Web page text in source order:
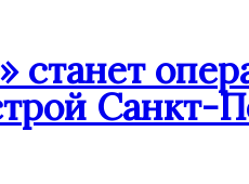
Санкт-